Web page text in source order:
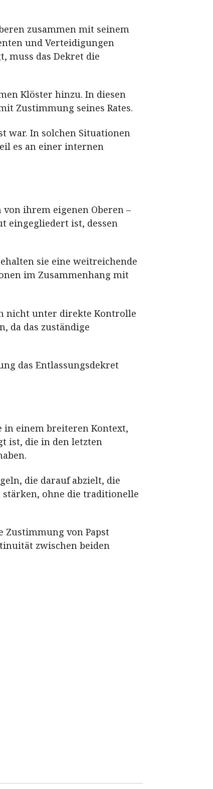
zusammen mit seinem
und Verteidigungen
muss das Dekret die
Klöster hinzu. In diesen
Zustimmung seines Rates.
war. In solchen Situationen
es an einer internen
ihrem eigenen Oberen –
eingegliedert ist, dessen
sie eine weitreichende
im Zusammenhang mit
nicht unter direkte Kontrolle
da das zuständige
das Entlassungsdekret
in einem breiteren Kontext,
ist, die in den letzten
die darauf abzielt, die
ohne die traditionelle
Zustimmung von Papst
zwischen beiden